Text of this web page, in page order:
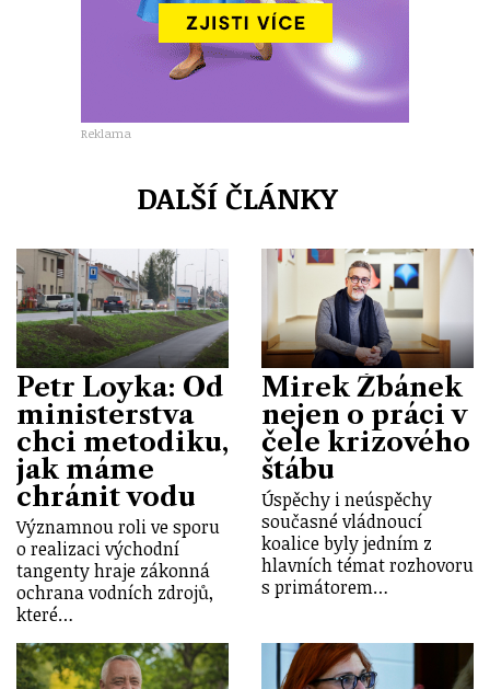
Reklama
DALŠÍ ČLÁNKY
Petr Loyka: Od
ministerstva
chci metodiku,
jak máme
chránit vodu
Významnou roli ve sporu
o realizaci východní
tangenty hraje zákonná
ochrana vodních zdrojů,
které…
Mirek Žbánek
nejen o práci v
čele krizového
štábu
Úspěchy i neúspěchy
současné vládnoucí
koalice byly jedním z
hlavních témat rozhovoru
s primátorem…